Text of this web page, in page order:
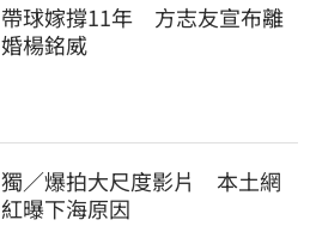
帶球嫁撐11年　方志友宣布離
婚楊銘威
獨／爆拍大尺度影片　本土網
紅曝下海原因